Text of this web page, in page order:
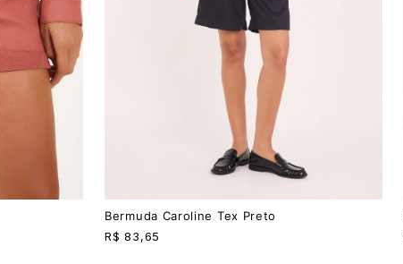
Bermuda Caroline Tex Preto
R$ 83,65